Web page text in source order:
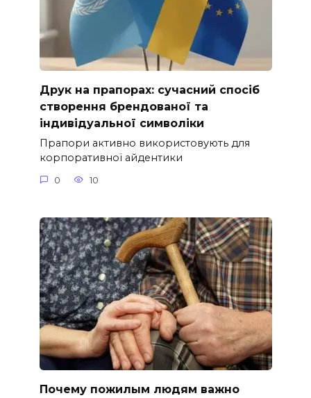
Друк на прапорах: сучасний спосіб
створення брендованої та
індивідуальної символіки
Прапори активно використовують для
корпоративної айдентики
0 10
Почему пожилым людям важно